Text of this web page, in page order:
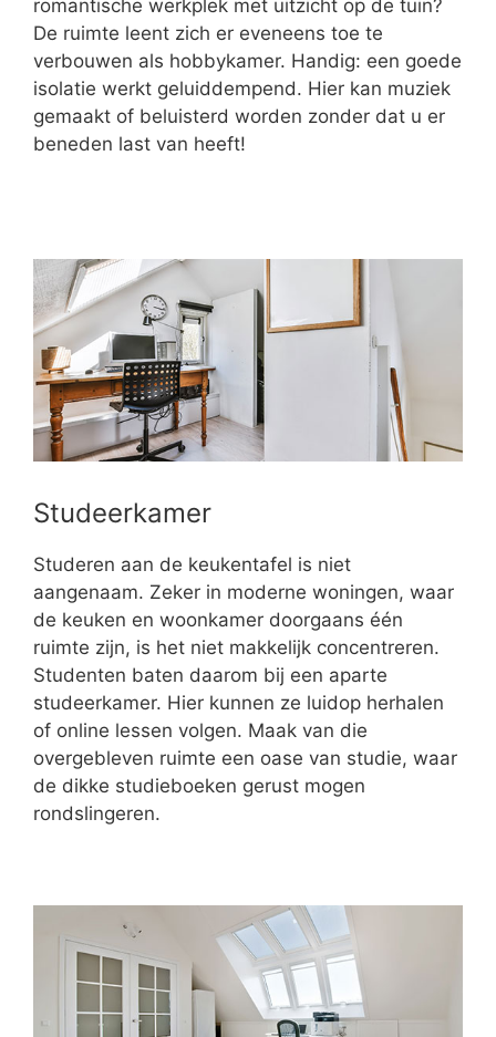
romantische werkplek met uitzicht op de tuin?
De ruimte leent zich er eveneens toe te
verbouwen als hobbykamer. Handig: een goede
isolatie werkt geluiddempend. Hier kan muziek
gemaakt of beluisterd worden zonder dat u er
beneden last van heeft!
Studeerkamer
Studeren aan de keukentafel is niet
aangenaam. Zeker in moderne woningen, waar
de keuken en woonkamer doorgaans één
ruimte zijn, is het niet makkelijk concentreren.
Studenten baten daarom bij een aparte
studeerkamer. Hier kunnen ze luidop herhalen
of online lessen volgen. Maak van die
overgebleven ruimte een oase van studie, waar
de dikke studieboeken gerust mogen
rondslingeren.